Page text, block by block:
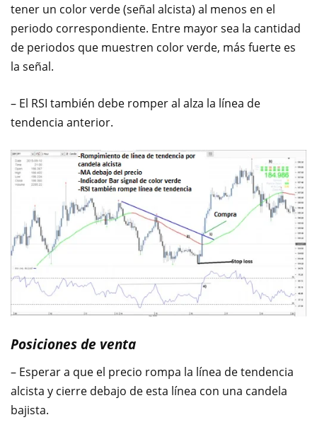
tener un color verde (señal alcista) al menos en el
periodo correspondiente. Entre mayor sea la cantidad
de periodos que muestren color verde, más fuerte es
la señal.
– El RSI también debe romper al alza la línea de
tendencia anterior.
Posiciones de venta
– Esperar a que el precio rompa la línea de tendencia
alcista y cierre debajo de esta línea con una candela
bajista.